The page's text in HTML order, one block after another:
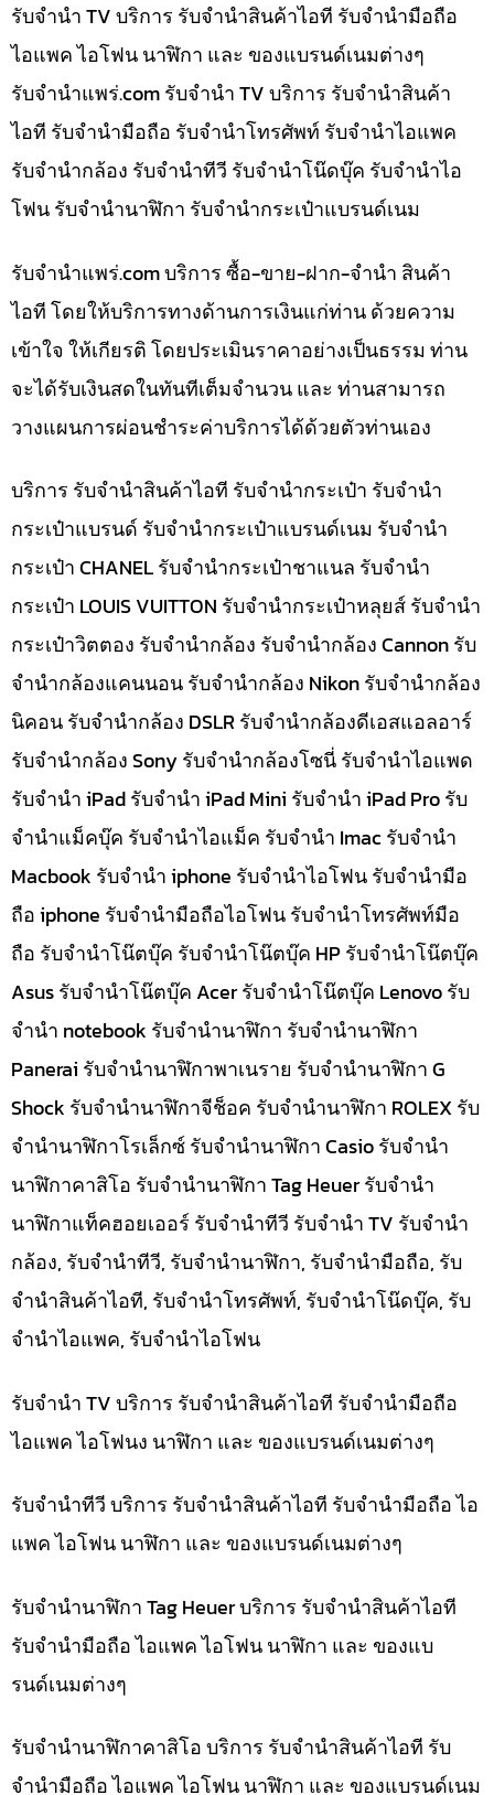
รับจำนำ TV บริการ รับจำนำสินค้าไอที รับจำนำมือถือ
ไอแพค ไอโฟน นาฬิกา และ ของแบรนด์เนมต่างๆ
รับจํานําแพร่.com รับจำนำ TV บริการ รับจำนำสินค้า
ไอที รับจำนำมือถือ รับจำนำโทรศัพท์ รับจำนำไอแพค
รับจำนำกล้อง รับจำนำทีวี รับจำนำโน๊ดบุ๊ค รับจำนำไอ
โฟน รับจำนำนาฬิกา รับจำนำกระเป๋าแบรนด์เนม
รับจํานําแพร่.com บริการ ซื้อ-ขาย-ฝาก-จำนำ สินค้า
ไอที โดยให้บริการทางด้านการเงินแก่ท่าน ด้วยความ
เข้าใจ ให้เกียรติ โดยประเมินราคาอย่างเป็นธรรม ท่าน
จะได้รับเงินสดในทันทีเต็มจำนวน และ ท่านสามารถ
วางแผนการผ่อนชำระค่าบริการได้ด้วยตัวท่านเอง
บริการ รับจำนำสินค้าไอที รับจำนำกระเป๋า รับจำนำ
กระเป๋าแบรนด์ รับจำนำกระเป๋าแบรนด์เนม รับจำนำ
กระเป๋า CHANEL รับจำนำกระเป๋าชาแนล รับจำนำ
กระเป๋า LOUIS VUITTON รับจำนำกระเป๋าหลุยส์ รับจำนำ
กระเป๋าวิตตอง รับจำนำกล้อง รับจำนำกล้อง Cannon รับ
จำนำกล้องแคนนอน รับจำนำกล้อง Nikon รับจำนำกล้อง
นิคอน รับจำนำกล้อง DSLR รับจำนำกล้องดีเอสแอลอาร์
รับจำนำกล้อง Sony รับจำนำกล้องโซนี่ รับจำนำไอแพด
รับจำนำ iPad รับจำนำ iPad Mini รับจำนำ iPad Pro รับ
จำนำแม็คบุ๊ค รับจำนำไอแม็ค รับจำนำ Imac รับจำนำ
Macbook รับจำนำ iphone รับจำนำไอโฟน รับจำนำมือ
ถือ iphone รับจำนำมือถือไอโฟน รับจำนำโทรศัพท์มือ
ถือ รับจำนำโน๊ตบุ๊ค รับจำนำโน๊ตบุ๊ค HP รับจำนำโน๊ตบุ๊ค
Asus รับจำนำโน๊ตบุ๊ค Acer รับจำนำโน๊ตบุ๊ค Lenovo รับ
จำนำ notebook รับจำนำนาฬิกา รับจำนำนาฬิกา
Panerai รับจำนำนาฬิกาพาเนราย รับจำนำนาฬิกา G
Shock รับจำนำนาฬิกาจีช็อค รับจำนำนาฬิกา ROLEX รับ
จำนำนาฬิกาโรเล็กซ์ รับจำนำนาฬิกา Casio รับจำนำ
นาฬิกาคาสิโอ รับจำนำนาฬิกา Tag Heuer รับจำนำ
นาฬิกาแท็คฮอยเออร์ รับจำนำทีวี รับจำนำ TV รับจำนำ
กล้อง, รับจำนำทีวี, รับจำนำนาฬิกา, รับจำนำมือถือ, รับ
จำนำสินค้าไอที, รับจำนำโทรศัพท์, รับจำนำโน๊ดบุ๊ค, รับ
จำนำไอแพค, รับจำนำไอโฟน
รับจำนำ TV บริการ รับจำนำสินค้าไอที รับจำนำมือถือ
ไอแพค ไอโฟนง นาฬิกา และ ของแบรนด์เนมต่างๆ
รับจำนำทีวี บริการ รับจำนำสินค้าไอที รับจำนำมือถือ ไอ
แพค ไอโฟน นาฬิกา และ ของแบรนด์เนมต่างๆ
รับจำนำนาฬิกา Tag Heuer บริการ รับจำนำสินค้าไอที
รับจำนำมือถือ ไอแพค ไอโฟน นาฬิกา และ ของแบ
รนด์เนมต่างๆ
รับจำนำนาฬิกาคาสิโอ บริการ รับจำนำสินค้าไอที รับ
จำนำมือถือ ไอแพค ไอโฟน นาฬิกา และ ของแบรนด์เนม